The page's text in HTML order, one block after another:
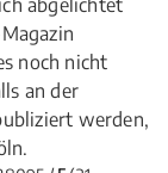
noch nicht
an der
werden,